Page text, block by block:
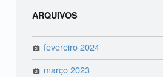
ARQUIVOS
fevereiro 2024
março 2023